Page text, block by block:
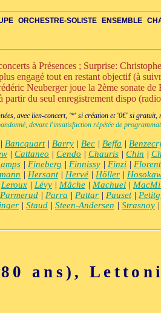
CHERCHE OPÉRA-CHAMBRE
CHORAL-CHAMBRE +VENTS-S
CLARINETTE-S
FLÛTE-S
S DUO-TRIO
CHAMBRE-DIV
CORDES
ENSEMBLE
ENS-ÉLECTRO
ENS-VOIX
ENSEMBLE
ORCHESTRE-SOLISTE
+BOIS-VENTS-C
CLARINETTE-C ORCH-ÉLECTRO
PETIT+VOIX
PETIT-INSTR
à Présences ; Surprise:
engagé tout en restant objectif (à
Neuberger joue la 2ème sonate
du seul enregistrement dispo
avec lien-concert, '*' si création et '0€' si gratuit,
devant l'insatisfaction répétée de
Bancquart| Barry | Bec | Beffa |
| Cattaneo | Cendo | Chauris | Chin |
| Fineberg | Finnissy | Finzi |
| Hersant| Hervé | Höller |
Leroux | Lévy | Mâche | Machuel |
Parmerud | Parra | Pattar | Pauset|
| Staud | Steen-Andersen | Strasnoy |
ans),